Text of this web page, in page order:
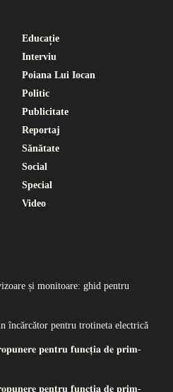
Educație
Interviu
Poiana Lui Iocan
Politic
Publicitate
Reportaj
Sănătate
Social
Special
Video
și monitoare: ghid pentru
încărcător pentru trotineta electrică
𝐩𝐞𝐧𝐭𝐫𝐮 𝐟𝐮𝐧𝐜𝐭̦𝐢𝐚 𝐝𝐞 𝐩𝐫𝐢𝐦-
𝐩𝐞𝐧𝐭𝐫𝐮 𝐟𝐮𝐧𝐜𝐭̦𝐢𝐚 𝐝𝐞 𝐩𝐫𝐢𝐦-